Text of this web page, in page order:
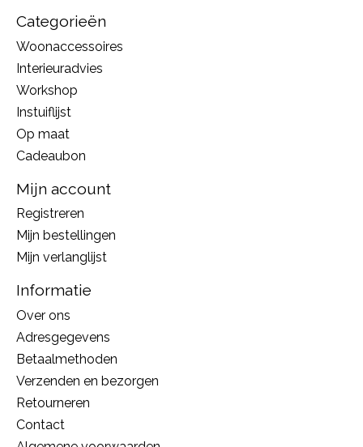
Categorieën
Woonaccessoires
Interieuradvies
Workshop
Instuiflijst
Op maat
Cadeaubon
Mijn account
Registreren
Mijn bestellingen
Mijn verlanglijst
Informatie
Over ons
Adresgegevens
Betaalmethoden
Verzenden en bezorgen
Retourneren
Contact